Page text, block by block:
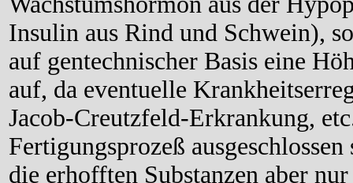
Insulin aus Rind und Schwein),
auf gentechnischer Basis eine
auf, da eventuelle
Jacob-Creutzfeld-Erkrankung,
Fertigungsprozeß
die erhofften Substanzen aber